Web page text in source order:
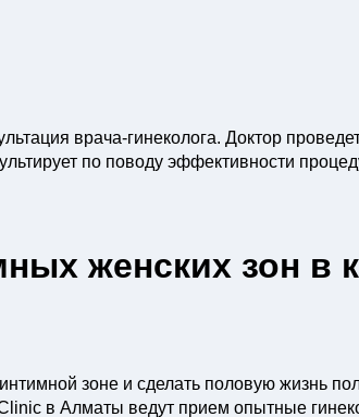
врача-гинеколога. Доктор
по поводу эффективности
женских зон в
зоне и сделать половую жизнь
в Алматы ведут прием опытные